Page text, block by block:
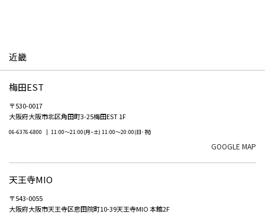
近畿
梅田EST
〒530-0017
大阪府大阪市北区角田町3-25梅田EST 1F
06-6376-6800 11:00～21:00(月~土) 11:00～20:00(日･祝)
GOOGLE MAP
天王寺MIO
〒543-0055
大阪府大阪市天王寺区悲田院町10-39天王寺MIO 本館2F